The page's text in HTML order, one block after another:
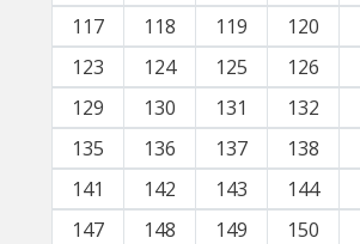
117
118 119 120
123
124 125 126
129
130 131 132
135
136 137 138
141
142 143 144
147
148 149 150